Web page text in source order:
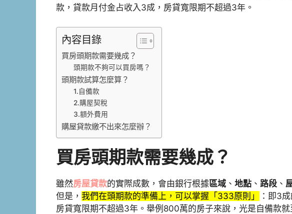
款，貸款月付金占收入3成，房貸寬限期不超過3年。
內容目錄
買房頭期款需要幾成？
頭期款不夠可以買房嗎？
頭期款試算怎麼算？
1.自備款
2.購屋契稅
3.額外費用
購屋貸款繳不出來怎麼辦？
買房頭期款需要幾成？
雖然房屋貸款的實際成數，會由銀行根據區域 、 地點 、 路段 、
但是， 我們在頭期款的準備上，可以掌握「333原則」
：即3
房貸寬限期不超過3年。舉例800萬的房子來說，光是自備款